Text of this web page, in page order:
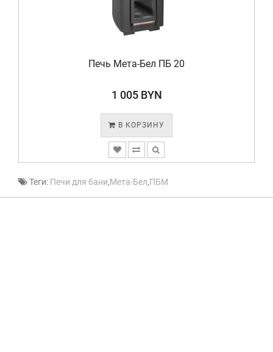
Печь Мета-Бел ПБ 20
1 005 BYN
В КОРЗИНУ
Теги: Печи для бани,Мета-Бел,ПБМ